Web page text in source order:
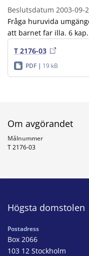
Beslutsdatum 2003-09-
Fråga huruvida
att barnet far illa. 6
T 2176-03
PDF 19 kB
Om avgörandet
Målnummer
T 2176-03
Högsta domstolen
Postadress
Box 2066
103 12 Stockholm